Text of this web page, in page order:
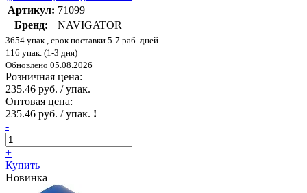
Артикул: 71099
Бренд:
NAVIGATOR
3654 упак., срок поставки 5-7 раб. дней
116 упак. (1-3 дня)
Обновлено 05.08.2026
Розничная цена:
235.46 руб. / упак.
Оптовая цена:
235.46 руб. / упак. !
-
+
Купить
Новинка